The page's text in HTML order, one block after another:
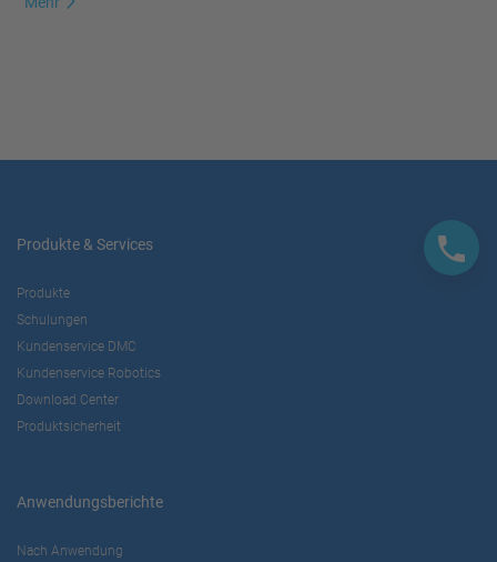
Produkte & Services
Produkte
Schulungen
Kundenservice DMC
Kundenservice Robotics
Download Center
Produktsicherheit
Anwendungsberichte
Nach Anwendung